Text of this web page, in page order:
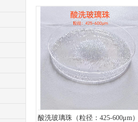
酸洗玻璃珠（粒径：425-600μm